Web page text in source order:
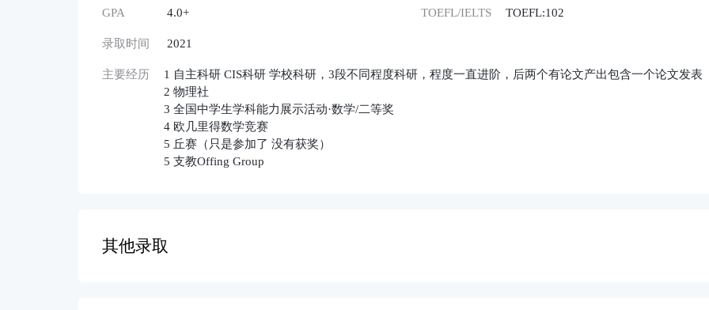
GPA 4.0+ TOEFL/IELTS TOEFL:102
录取时间 2021
主要经历
1 自主科研 CIS科研 学校科研，3段不同程度科研，程度一直进阶，后两个有论文产出包含一个论文发表
2 物理社
3 全国中学生学科能力展示活动·数学/二等奖
4 欧几里得数学竞赛
5 丘赛（只是参加了 没有获奖）
5 支教Offing Group
其他录取